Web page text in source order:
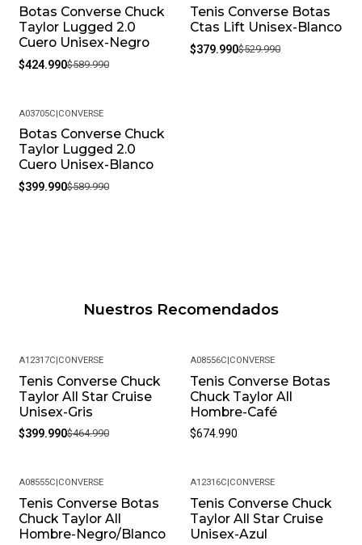
-28%
Botas Converse Chuck
Taylor Lugged 2.0
Cuero Unisex-Negro
$424.990$589.990
-28%
Tenis Converse Botas
Ctas Lift Unisex-Blanco
$379.990$529.990
-32%
A03705C|CONVERSE
Botas Converse Chuck
Taylor Lugged 2.0
Cuero Unisex-Blanco
$399.990$589.990
Nuestros Recomendados
-14%
A12317C|CONVERSE
Tenis Converse Chuck
Taylor All Star Cruise
Unisex-Gris
$399.990$464.990
A08556C|CONVERSE
Tenis Converse Botas
Chuck Taylor All
Hombre-Café
$674.990
-16%
A08555C|CONVERSE
Tenis Converse Botas
Chuck Taylor All
Hombre-Negro/Blanco
A12316C|CONVERSE
Tenis Converse Chuck
Taylor All Star Cruise
Unisex-Azul